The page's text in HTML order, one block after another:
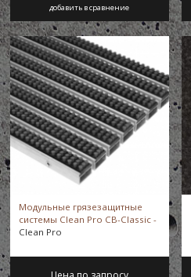
Obex Atrium Plus
OBEX Prior
OBEX Prior Forma
Obex Regia
Obex Via
добавить в сравнение
Модульные грязезащитные
системы Clean Pro CB-Classic -
Clean Pro